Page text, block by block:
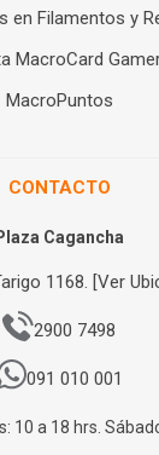
en Filamentos y
MacroCard
MacroPuntos
CONTACTO
Cagancha
1168. [Ver
2900 7498
091 010 001
10 a 18 hrs.